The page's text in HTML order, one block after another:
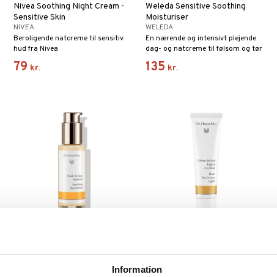
Information
Nivea Soothing Night Cream -
Sensitive Skin
NIVEA
Beroligende natcreme til sensitiv
hud fra Nivea
79 kr.
Weleda Sensitive Soothing
Moisturiser
WELEDA
En nærende og intensivt plejende
dag- og natcreme til følsom og tør
hud.
135 kr.
DR HAUSCHKA
DR HAUSCHKA
Beskyttende dagcreme til en sart